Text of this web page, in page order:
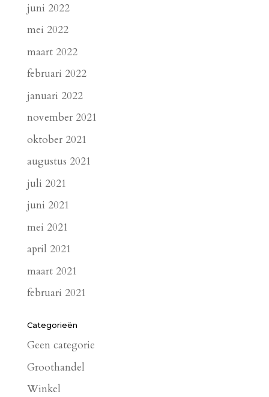
juni 2022
mei 2022
maart 2022
februari 2022
januari 2022
november 2021
oktober 2021
augustus 2021
juli 2021
juni 2021
mei 2021
april 2021
maart 2021
februari 2021
Categorieën
Geen categorie
Groothandel
Winkel